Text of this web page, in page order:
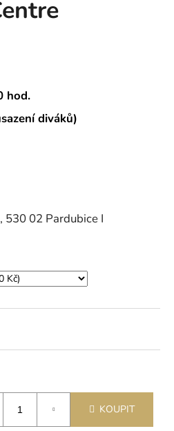
hod.
diváků)
530 02 Pardubice I
KOUPIT